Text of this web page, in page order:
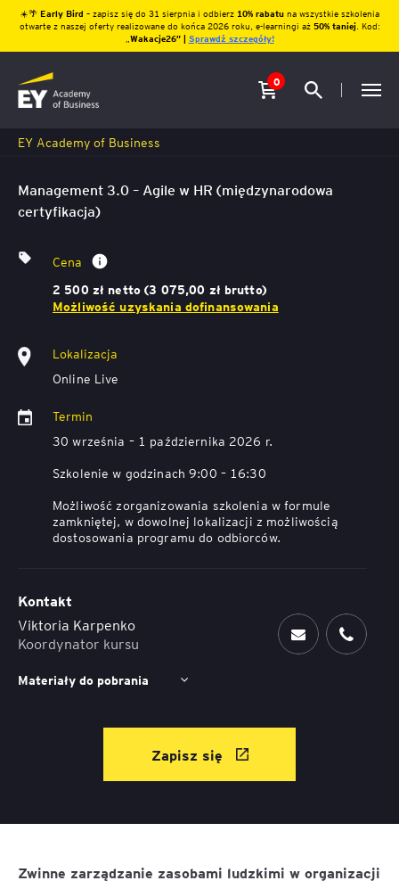
☀️🌴 Early Bird – zapisz się do 31 sierpnia i odbierz10% rabatu na wszystkie szkolenia
otwarte z naszej oferty realizowane do końca 2026 roku, e-learningi aż 50% taniej. Kod:
Wakacje26″ | Sprawdź szczegóły!
0
EY Academy of Business
Zwinne zarządzanie zasobami ludzkimi w organizacji
Management 3.0 – Agile w HR (międzynarodowa
certyfikacja)
Cena
2 500 zł netto (3 075,00 zł brutto)
Możliwość uzyskania dofinansowania
Lokalizacja
Online Live
Termin
30 września – 1 października 2026 r.
Szkolenie w godzinach 9:00 – 16:30
Możliwość zorganizowania szkolenia w formule
zamkniętej, w dowolnej lokalizacji z możliwością
dostosowania programu do odbiorców.
Kontakt
Viktoria Karpenko
Koordynator kursu
Materiały do pobrania
Zapisz się